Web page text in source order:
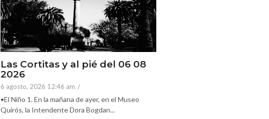
Las Cortitas y al pié del 06 08
2026
6 agosto, 2026 12:46 am /
•El Niño 1. En la mañana de ayer, en el Museo
Quirós, la Intendente Dora Bogdan...